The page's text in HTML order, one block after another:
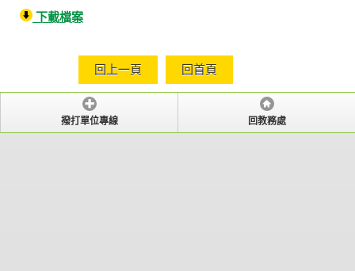
下載檔案
回上一頁 回首頁
撥打單位專線 回教務處